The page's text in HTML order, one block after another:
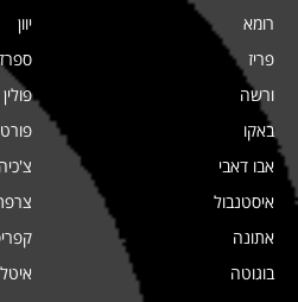
רומא
פריז
ורשה
באקו
אבו דאבי
איסטנבול
אתונה
בוגוטה
יוון
פולין
צ'כיה